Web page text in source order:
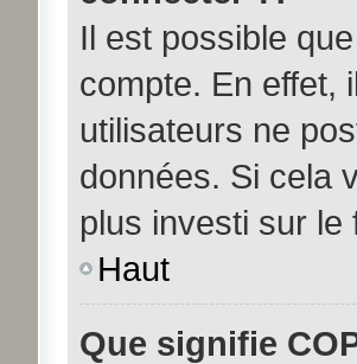
Il est possible
compte. En effet,
utilisateurs ne
données. Si cela
plus investi sur le
Haut
Que signifie